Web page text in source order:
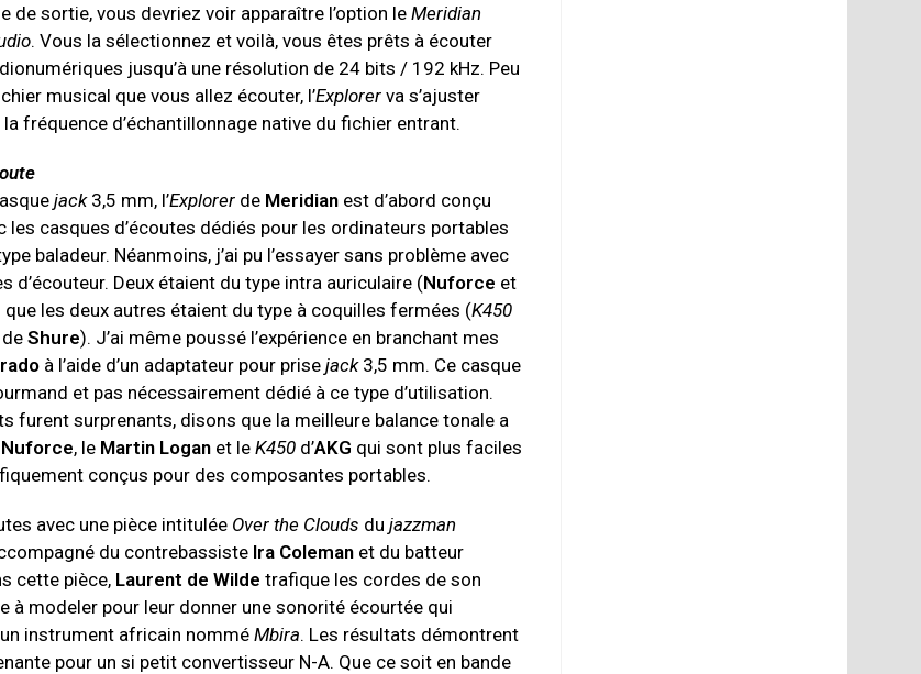
de sortie, vous devriez voir apparaître l’option leMeridian
. Vous la sélectionnez et voilà, vous êtes prêts à écouter
jusqu’à une résolution de 24 bits / 192 kHz. Peu
musical que vous allez écouter, l’Explorer va s’ajuster
fréquence d’échantillonnage native du fichier entrant.
jack3,5 mm, l’Explorer de Meridian est d’abord conçu
les casques d’écoutes dédiés pour les ordinateurs portables
baladeur. Néanmoins, j’ai pu l’essayer sans problème avec
d’écouteur. Deux étaient du type intra auriculaire (Nuforce et
que les deux autres étaient du type à coquilles fermées (K450
deShure). J’ai même poussé l’expérience en branchant mes
à l’aide d’un adaptateur pour prisejack3,5 mm. Ce casque
et pas nécessairement dédié à ce type d’utilisation.
furent surprenants, disons que la meilleure balance tonale a
Nuforce, le Martin Logan et leK450 d’AKG qui sont plus faciles
conçus pour des composantes portables.
avec une pièce intitulée Over the Clouds dujazzman
du contrebassiste Ira Coleman et du batteur
cette pièce, Laurent de Wilde trafique les cordes de son
à modeler pour leur donner une sonorité écourtée qui
instrument africain nomméMbira. Les résultats démontrent
pour un si petit convertisseur N-A. Que ce soit en bande